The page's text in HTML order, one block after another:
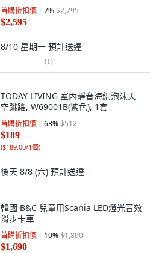
首購折扣價 7%$2,795
$2,595
8/10 星期一 預計送達
(1)
TODAY LIVING 室內靜音海綿泡沫天
空跳躍, W69001B(紫色), 1套
首購折扣價 63%$512
$189
($189.00/1個)
後天 8/8 (六) 預計送達
韓國 B&C 兒童用Scania LED燈光音效
滑步卡車
首購折扣價 10%$1,890
$1,690